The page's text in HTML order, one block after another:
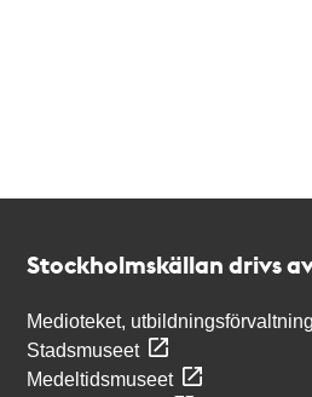
Stockholmskällan drivs
Medioteket,
Stadsmuseet
Medeltidsmuseet